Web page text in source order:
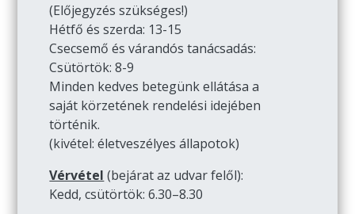
(Előjegyzés szükséges!)
Hétfő és szerda: 13-15
Csecsemő és várandós tanácsadás:
Csütörtök: 8-9
Minden kedves betegünk ellátása a
saját körzetének rendelési idejében
történik.
(kivétel: életveszélyes állapotok)
Vérvétel (bejárat az udvar felől):
Kedd, csütörtök: 6.30–8.30